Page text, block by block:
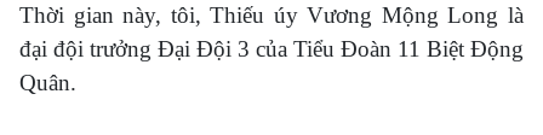
Thời gian này, tôi, Thiếu úy Vương Mộng Long là
đại đội trưởng Đại Đội 3 của Tiểu Đoàn 11 Biệt Động
Quân.